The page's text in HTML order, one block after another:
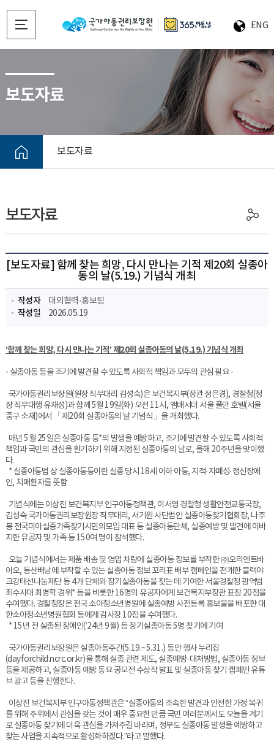
ENG
보도자료
보도자료
보도자료
[보도자료] 함께 찾는 희망, 다시 만나는 기적 제20회 실종아
동의 날(5.19.) 기념식 개최
작성자 대외협력·홍보팀​
작성일 2026.05.19
‘함께 찾는 희망, 다시 만나는 기적’제20회 실종아동의 날(5.19.) 기념식 개최
- 실종아동 등을 조기에 발견할 수 있도록 사회적 책임과 모두의 관심 필요 -
국가아동권리보장원(원장 직무대리 김성숙)은 보건복지부(장관 정은경), 경찰청(청
장 직무대행 유재성)과 함께 5월 19일(화) 오전 11시, 앰배서더 서울 풀만 호텔(서울
중구 소재)에서 「제20회 실종아동의 날 기념식」을 개최했다.
매년 5월 25일은 실종아동 등*의 발생을 예방하고, 조기에 발견할 수 있도록 사회적
책임과 국민의 관심을 환기하기 위해 지정된 실종아동의 날로, 올해 20주년을 맞이했
다.
* 실종아동법 상 실종아동등이란 실종 당시 18세 이하 아동, 지적·자폐성·정신장애
인, 치매환자를 뜻함
기념식에는 이상진 보건복지부 인구아동정책관, 이서영 경찰청 생활안전교통국장,
김성숙 국가아동권리보장원장 직무대리, 서기원 사단법인 실종아동찾기협회장, 나주
봉 전국미아실종가족찾기시민의모임 대표 등 실종아동단체, 실종예방 및 발견에 이바
지한 유공자 및 가족 등 150여 명이 참석했다.
오늘 기념식에서는 제품 배송 및 영업 차량에 실종아동 정보를 부착한 ㈜오리엔트바
이오, 등산배낭에 부착할 수 있는 실종아동 정보 꼬리표 배부 캠페인을 전개한 블랙야
크강태선나눔재단 등 4개 단체와 장기실종아동을 찾는 데 기여한 서울경찰청 광역범
죄수사대 최병학 경위* 등을 비롯한 16명의 유공자에게 보건복지부장관 표창 20점을
수여했다. 경찰청장은 전국 소아청소년병원에 실종예방 사전등록 홍보물을 배포한 대
한소아청소년병원협회 등에게 감사장 10점을 수여했다.
* 15년 전 실종된 장애인(‘24년 9월) 등 장기실종아동 5명 찾기에 기여
국가아동권리보장원은 실종아동주간(5.19.~5.31.) 동안 행사 누리집
(dayforchild.ncrc.or.kr)을 통해 실종 관련 제도, 실종예방·대처방법, 실종아동 정보
등을 제공하고, 실종아동 예방 동요 공모전 수상작 발표 및 실종아동 찾기 캠페인 유튜
브 광고 등을 진행한다.
이상진 보건복지부 인구아동정책관은 “실종아동의 조속한 발견과 안전한 가정 복귀
를 위해 주위에서 관심을 갖는 것이 매우 중요한 만큼 국민 여러분께서도 오늘을 계기
로 실종아동 찾기에 더욱 관심을 가져주길 바라며, 정부도 실종아동 발생을 예방하고
찾는 사업을 지속적으로 활성화하겠다.”라고 말했다.